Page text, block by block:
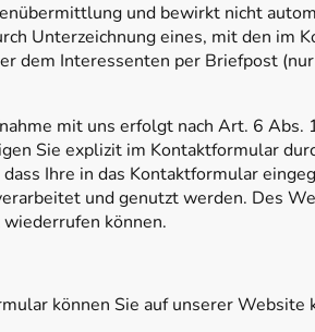
und bewirkt nicht
Unterzeichnung eines, mit den im
dem Interessenten per Briefpost
mit uns erfolgt nach Art. 6 Abs.
Sie explizit im Kontaktformular
Ihre in das Kontaktformular
und genutzt werden. Des
können.
können Sie auf unserer Website